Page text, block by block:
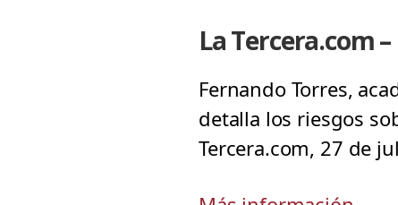
La Tercera.com
Fernando Torres,
detalla los riesgos
Tercera.com, 27 de